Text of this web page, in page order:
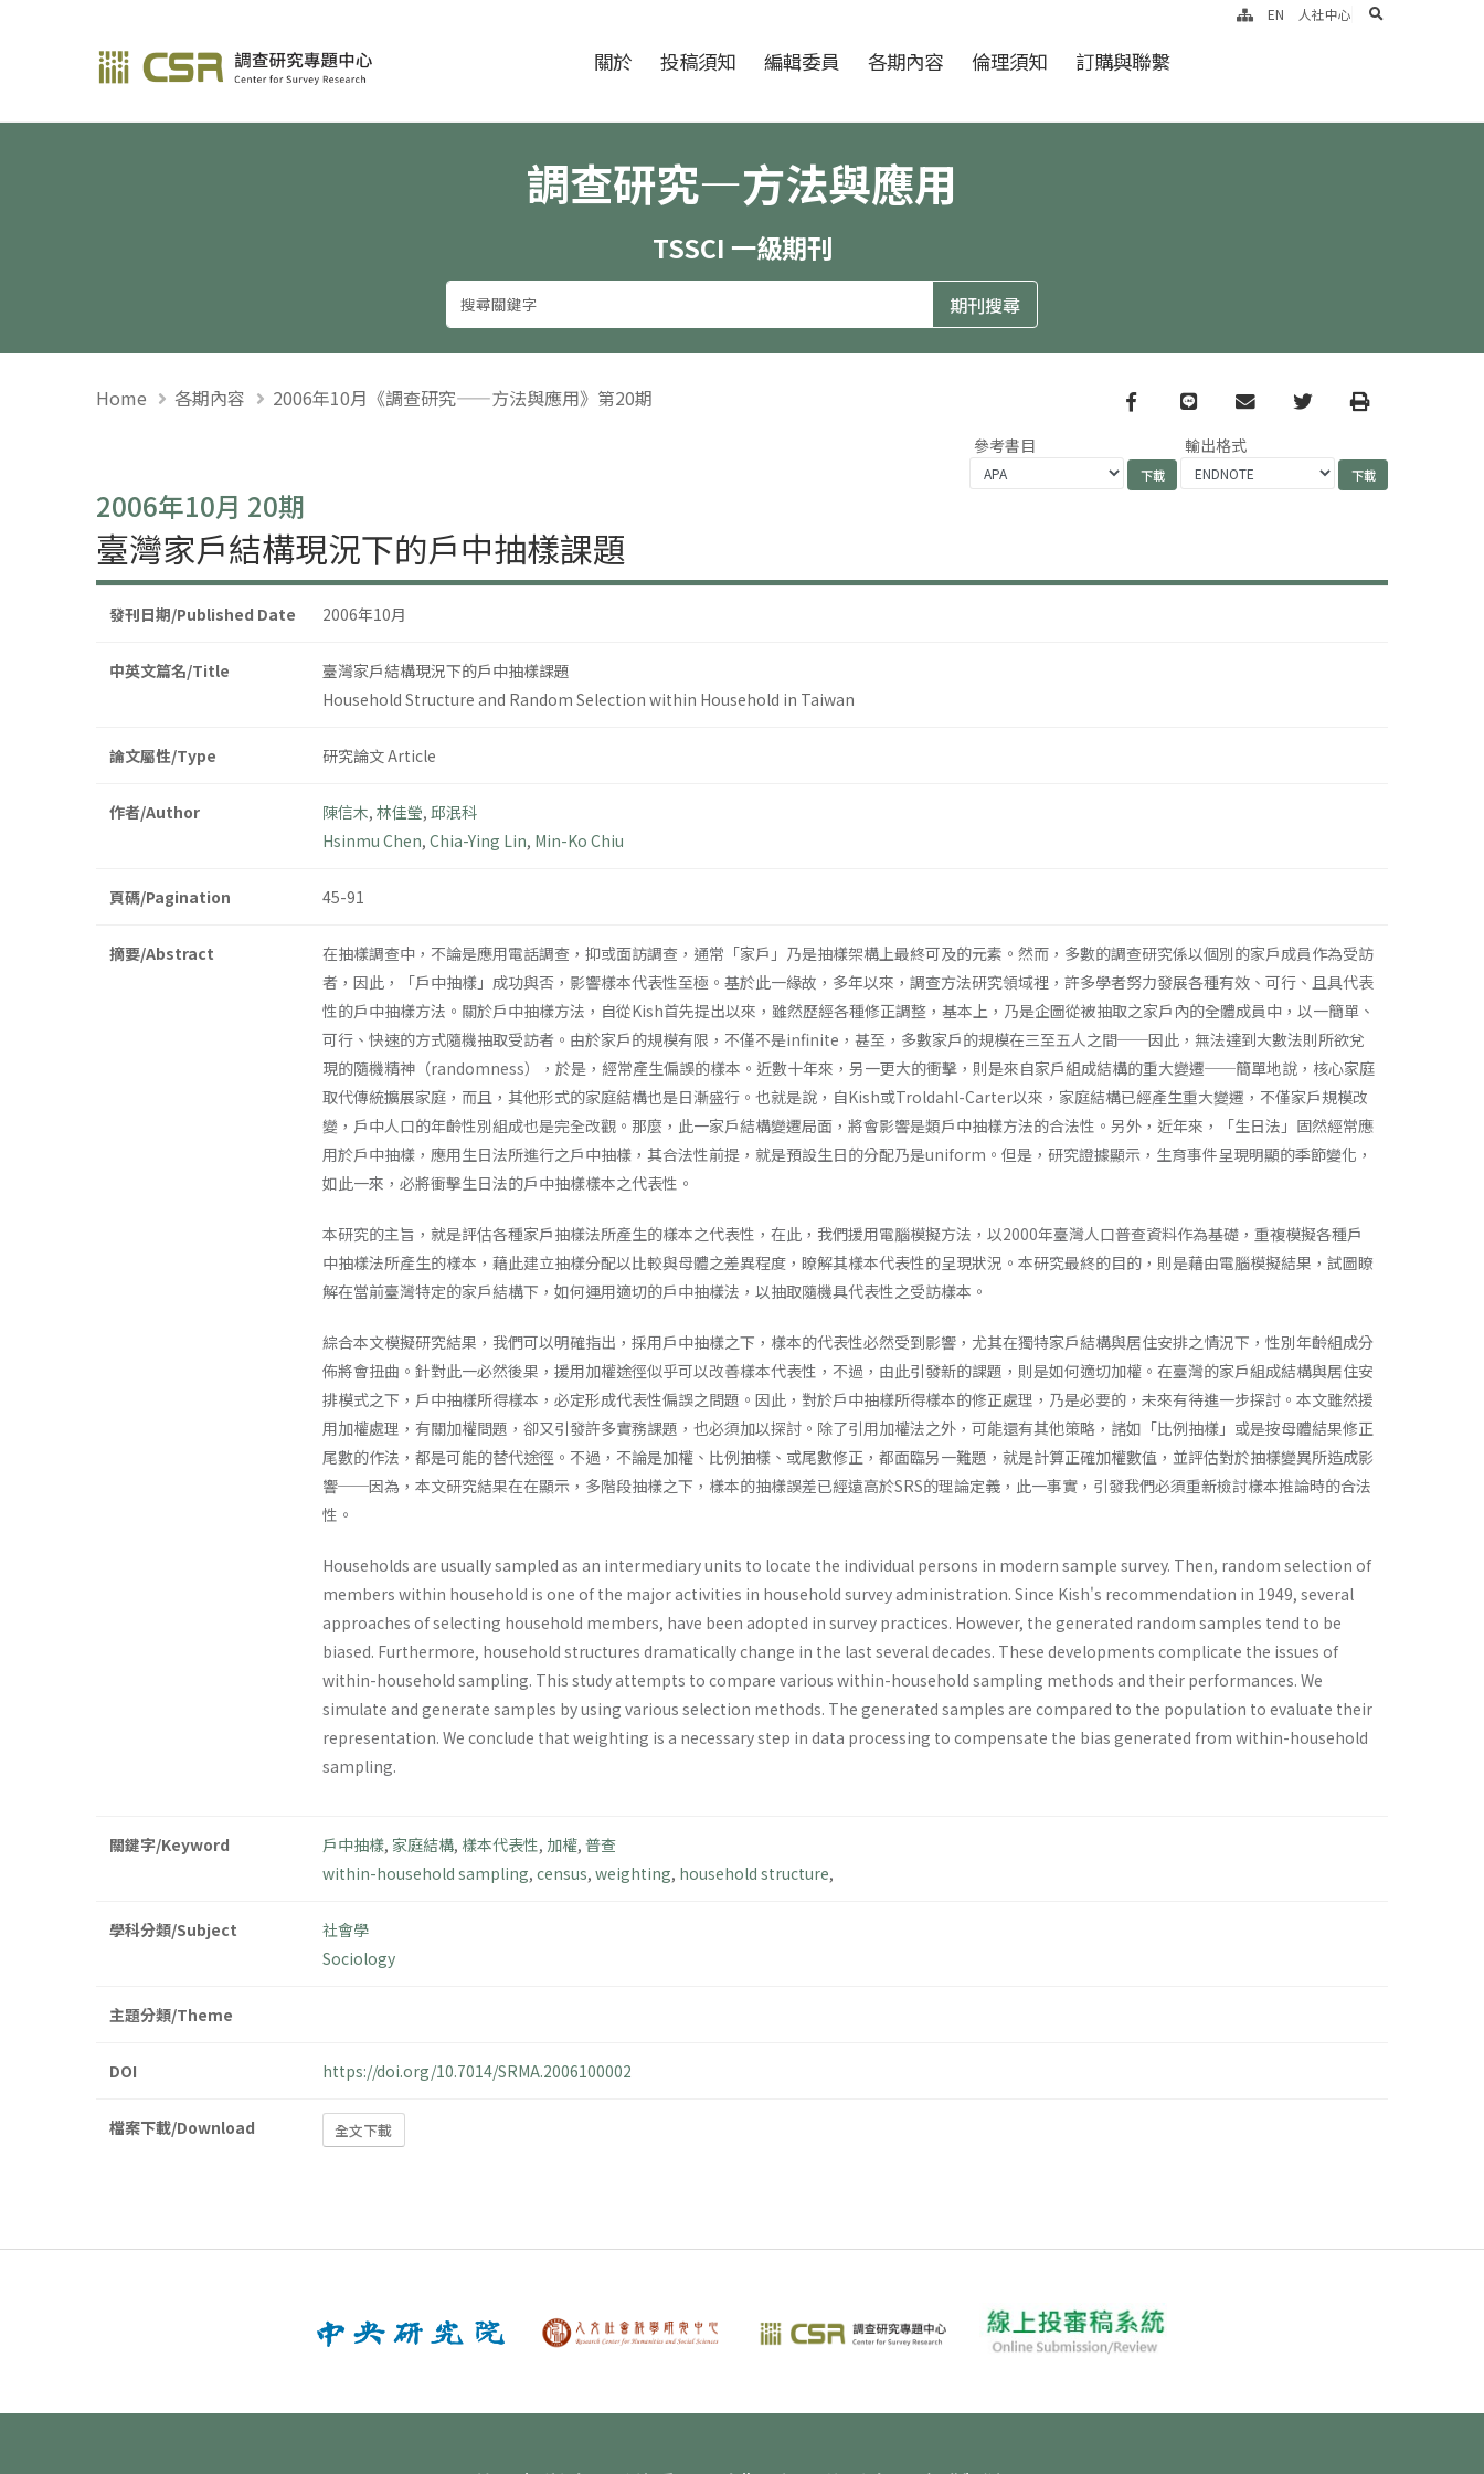
調查研究—方法與應用期刊 關於 投稿須知 編輯委員 各期內容 倫理須知 訂購與聯繫
EN 人社中心 search
調查研究—方法與應用
TSSCI 一級期刊
Home 各期內容 2006年10月《調查研究——方法與應用》第20期 Facebook
line email TwitterPrint
參考書目 輸出格式
2006年10月 20期
臺灣家戶結構現況下的戶中抽樣課題
發刊日期/Published Date 2006年10月
中英文篇名/Title
臺灣家戶結構現況下的戶中抽樣課題
Household Structure and Random Selection within Household in Taiwan
論文屬性/Type 研究論文 Article
作者/Author 陳信木, 林佳瑩, 邱泯科
Hsinmu Chen, Chia-Ying Lin, Min-Ko Chiu
頁碼/Pagination 45-91
摘要/Abstract
在抽樣調查中，不論是應用電話調查，抑或面訪調查，通常「家戶」乃是抽樣架構上最終可及的元素。然而，多數的調查研究係以個別的家戶成員作為受訪
者，因此，「戶中抽樣」成功與否，影響樣本代表性至極。基於此一緣故，多年以來，調查方法研究領域裡，許多學者努力發展各種有效、可行、且具代表
性的戶中抽樣方法。關於戶中抽樣方法，自從Kish首先提出以來，雖然歷經各種修正調整，基本上，乃是企圖從被抽取之家戶內的全體成員中，以一簡單、
可行、快速的方式隨機抽取受訪者。由於家戶的規模有限，不僅不是infinite，甚至，多數家戶的規模在三至五人之間──因此，無法達到大數法則所欲兌
現的隨機精神（randomness），於是，經常產生偏誤的樣本。近數十年來，另一更大的衝擊，則是來自家戶組成結構的重大變遷──簡單地說，核心家庭
取代傳統擴展家庭，而且，其他形式的家庭結構也是日漸盛行。也就是說，自Kish或Troldahl-Carter以來，家庭結構已經產生重大變遷，不僅家戶規模改
變，戶中人口的年齡性別組成也是完全改觀。那麼，此一家戶結構變遷局面，將會影響是類戶中抽樣方法的合法性。另外，近年來，「生日法」固然經常應
用於戶中抽樣，應用生日法所進行之戶中抽樣，其合法性前提，就是預設生日的分配乃是uniform。但是，研究證據顯示，生育事件呈現明顯的季節變化，
如此一來，必將衝擊生日法的戶中抽樣樣本之代表性。
本研究的主旨，就是評估各種家戶抽樣法所產生的樣本之代表性，在此，我們援用電腦模擬方法，以2000年臺灣人口普查資料作為基礎，重複模擬各種戶
中抽樣法所產生的樣本，藉此建立抽樣分配以比較與母體之差異程度，瞭解其樣本代表性的呈現狀況。本研究最終的目的，則是藉由電腦模擬結果，試圖瞭
解在當前臺灣特定的家戶結構下，如何運用適切的戶中抽樣法，以抽取隨機具代表性之受訪樣本。
綜合本文模擬研究結果，我們可以明確指出，採用戶中抽樣之下，樣本的代表性必然受到影響，尤其在獨特家戶結構與居住安排之情況下，性別年齡組成分
佈將會扭曲。針對此一必然後果，援用加權途徑似乎可以改善樣本代表性，不過，由此引發新的課題，則是如何適切加權。在臺灣的家戶組成結構與居住安
排模式之下，戶中抽樣所得樣本，必定形成代表性偏誤之問題。因此，對於戶中抽樣所得樣本的修正處理，乃是必要的，未來有待進一步探討。本文雖然援
用加權處理，有關加權問題，卻又引發許多實務課題，也必須加以探討。除了引用加權法之外，可能還有其他策略，諸如「比例抽樣」或是按母體結果修正
尾數的作法，都是可能的替代途徑。不過，不論是加權、比例抽樣、或尾數修正，都面臨另一難題，就是計算正確加權數值，並評估對於抽樣變異所造成影
響──因為，本文研究結果在在顯示，多階段抽樣之下，樣本的抽樣誤差已經遠高於SRS的理論定義，此一事實，引發我們必須重新檢討樣本推論時的合法
性。
Households are usually sampled as an intermediary units to locate the individual persons in modern sample survey. Then, random selection of
members within household is one of the major activities in household survey administration. Since Kish's recommendation in 1949, several
approaches of selecting household members, have been adopted in survey practices. However, the generated random samples tend to be
biased. Furthermore, household structures dramatically change in the last several decades. These developments complicate the issues of
within-household sampling. This study attempts to compare various within-household sampling methods and their performances. We
simulate and generate samples by using various selection methods. The generated samples are compared to the population to evaluate their
representation. We conclude that weighting is a necessary step in data processing to compensate the bias generated from within-household
sampling.
關鍵字/Keyword 戶中抽樣, 家庭結構, 樣本代表性, 加權, 普查
within-household sampling, census, weighting, household structure,
學科分類/Subject
社會學
Sociology
主題分類/Theme
DOI https://doi.org/10.7014/SRMA.2006100002
檔案下載/Download 全文下載